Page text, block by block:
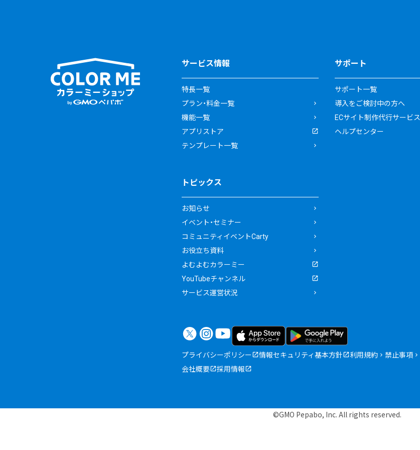
サービス情報
特長一覧
プラン・料金一覧
機能一覧
アプリストア
テンプレート一覧
サポート
サポート一覧
導入をご検討中の方へ
ECサイト制作代行サービス
ヘルプセンター
トピックス
お知らせ
イベント・セミナー
コミュニティイベントCarty
お役立ち資料
よむよむカラーミー
YouTubeチャンネル
サービス運営状況
プライバシーポリシー 情報セキュリティ基本方針 利用規約 禁止事項
会社概要
採用情報
©GMO Pepabo, Inc. All rights reserved.